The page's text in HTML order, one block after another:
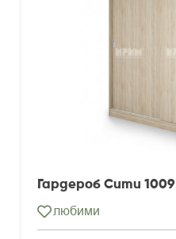
Гардероб Сити 1009
любими